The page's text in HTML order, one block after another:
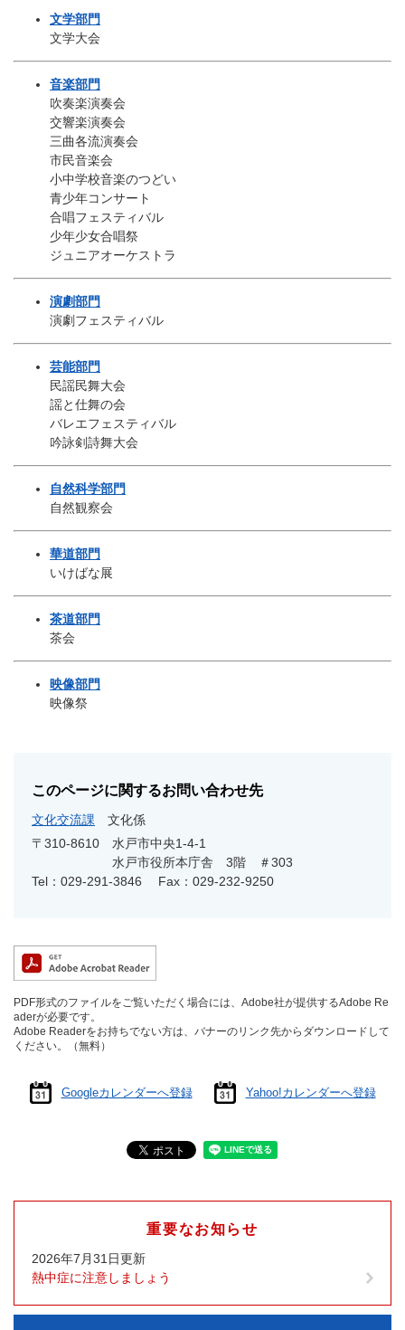
文学部門
文学大会
音楽部門
吹奏楽演奏会
交響楽演奏会
三曲各流演奏会
市民音楽会
小中学校音楽のつどい
​青少年コンサート
合唱フェスティバル
​​少年少女合唱祭​​
ジュニアオーケストラ
演劇部門
演劇フェスティバル
芸能部門
民謡民舞大会
​謡と仕舞の会
バレエフェスティバル
吟詠剣詩舞大会
自然科学部門
自然観察会
華道部門
いけばな展
茶道部門
茶会
映像部門​
映像祭
このページに関するお問い合わせ先
文化交流課
文化係
〒310-8610
水戸市中央1-4-1
水戸市役所本庁舎 3階 ＃303
Tel：029-291-3846
Fax：029-232-9250
PDF形式のファイルをご覧いただく場合には、Adobe社が提供するAdobe Re
aderが必要です。
Adobe Readerをお持ちでない方は、バナーのリンク先からダウンロードして
ください。（無料）
Googleカレンダーへ登録 Yahoo!カレンダーへ登録
重要なお知らせ
2026年7月31日更新
熱中症に注意しましょう